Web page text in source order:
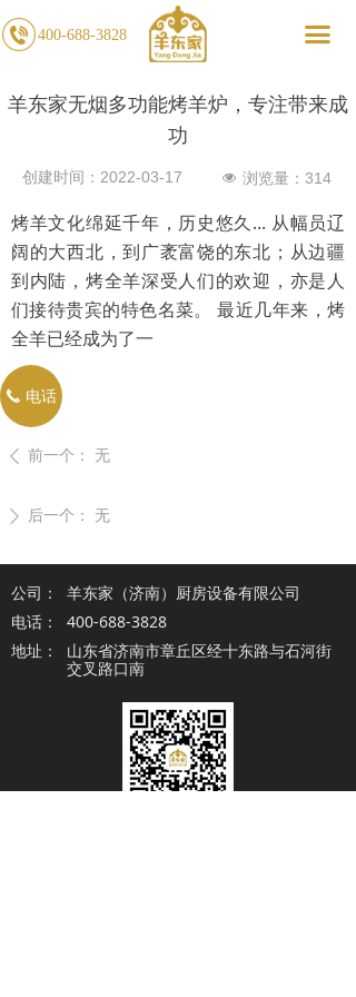
끀
400-688-3828
끅 电话
羊东家无烟多功能烤羊炉，专注带来成
功
烤羊文化绵延千年，历史悠久... 从幅员辽
阔的大西北，到广袤富饶的东北；从边疆
到内陆，烤全羊深受人们的欢迎，亦是人
们接待贵宾的特色名菜。 最近几年来，烤
全羊已经成为了一
ꄴ 前一个： 无
ꄲ 后一个： 无
创建时间： 2022-03-17 넶 浏览量： 314
公司：
羊东家（济南）厨房设备有限公司
电话：
400-688-3828
地址：
山东省济南市章丘区经十东路与石河街
交叉路口南